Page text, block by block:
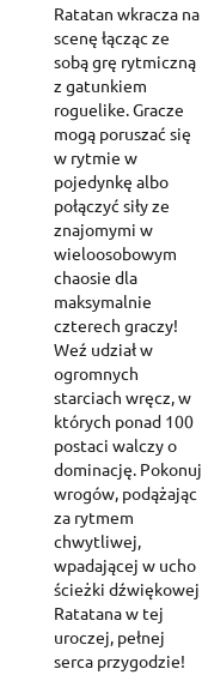
Ratatan wkracza na
scenę łącząc ze
sobą grę rytmiczną
z gatunkiem
roguelike. Gracze
mogą poruszać się
w rytmie w
pojedynkę albo
połączyć siły ze
znajomymi w
wieloosobowym
chaosie dla
maksymalnie
czterech graczy!
Weź udział w
ogromnych
starciach wręcz, w
których ponad 100
postaci walczy o
dominację. Pokonuj
wrogów, podążając
za rytmem
chwytliwej,
wpadającej w ucho
ścieżki dźwiękowej
Ratatana w tej
uroczej, pełnej
serca przygodzie!